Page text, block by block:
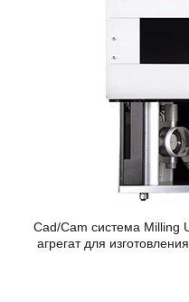
Cad/Cam система Milling
агрегат для